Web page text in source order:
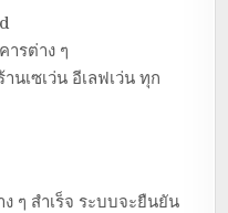
ารต่าง ๆ
นเซเว่น อีเลฟเว่น ทุก
ๆ สำเร็จ ระบบจะยืนยัน